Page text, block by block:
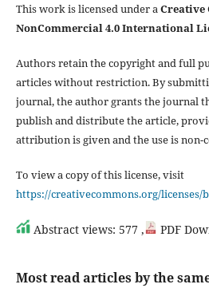
This work is licensed under a Creative
NonCommercial 4.0 International
Authors retain the copyright and full
articles without restriction. By
journal, the author grants the journal
publish and distribute the article,
attribution is given and the use is non-
To view a copy of this license, visit
https://creativecommons.org/licenses/
Abstract views: 577 , PDF
Most read articles by the